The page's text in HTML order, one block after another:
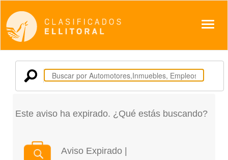
Este aviso ha expirado. ¿Qué estás buscando?
Aviso Expirado |